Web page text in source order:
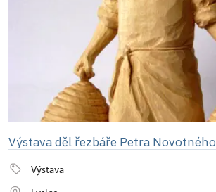
Výstava děl řezbáře Petra Novotného
Výstava